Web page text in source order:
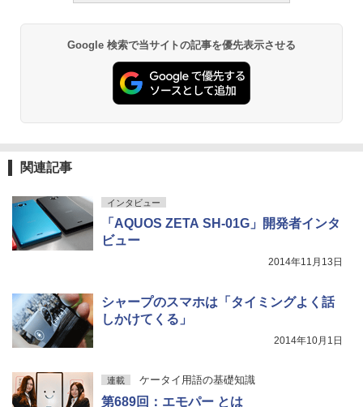
Google 検索で当サイトの記事を優先表示させる
関連記事
インタビュー
「AQUOS ZETA SH-01G」開発者インタ
ビュー
2014年11月13日
シャープのスマホは「タイミングよく話
しかけてくる」
2014年10月1日
連載 ケータイ用語の基礎知識
第689回：エモパー とは